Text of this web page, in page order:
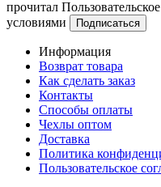
прочитал
условиями
Информация
Возврат товара
Как сделать заказ
Контакты
Способы оплаты
Чехлы оптом
Доставка
Политика
Пользовательское